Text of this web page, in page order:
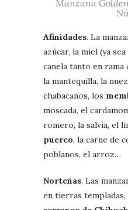
Manzana
Afinidades. La
azúcar, la miel (ya
canela tanto en rama
la mantequilla, la
chabacanos, los
moscada, el
romero, la salvia, el
puerco, la carne de
poblanos, el arroz…
Norteñas. Las
en tierras templadas,